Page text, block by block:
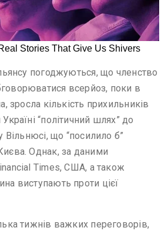
погоджуються, що членство
всерйоз, поки в
зросла кількість прихильників
“політичний шлях” до
Вільнюсі, що “посилило б”
Однак, за даними
Times, США, а також
виступають проти цієї
тижнів важких переговорів,